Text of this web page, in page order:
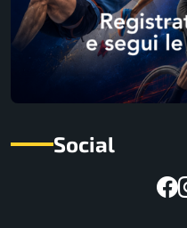
Social